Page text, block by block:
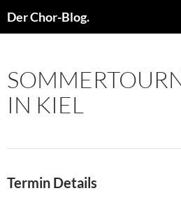
Der Chor-Blog.
IN KIEL
Termin Details